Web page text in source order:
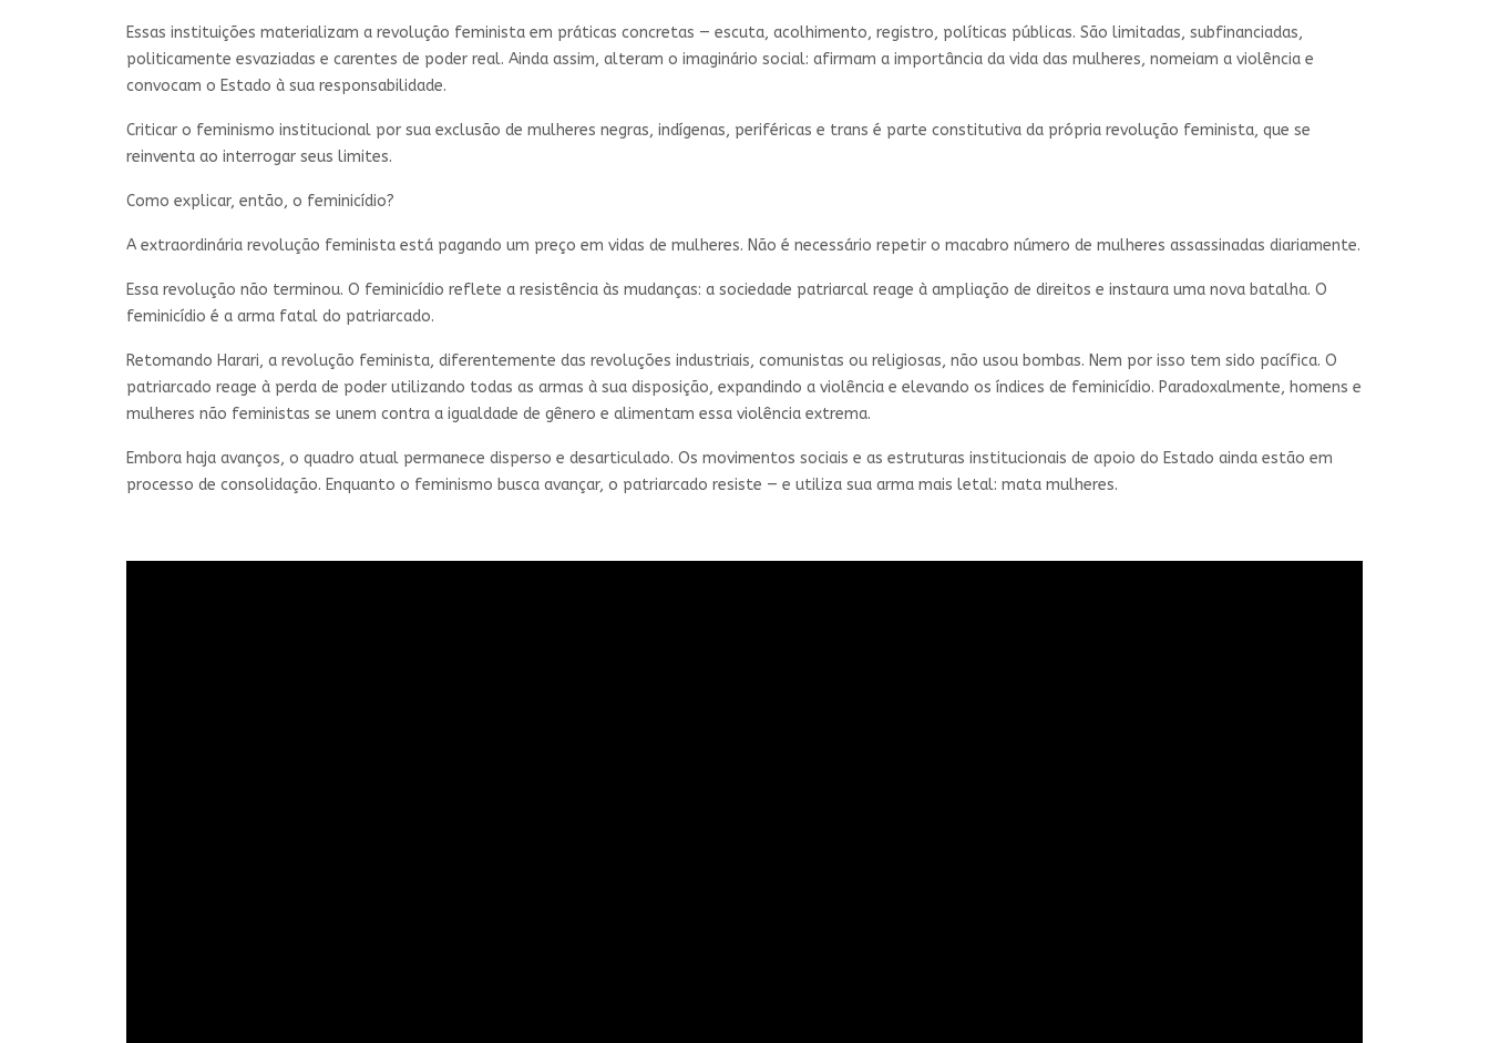
Essas instituições materializam a revolução feminista em práticas concretas — escuta, acolhimento, registro, políticas públicas. São limitadas, subfinanciadas,
politicamente esvaziadas e carentes de poder real. Ainda assim, alteram o imaginário social: afirmam a importância da vida das mulheres, nomeiam a violência e
convocam o Estado à sua responsabilidade.
Criticar o feminismo institucional por sua exclusão de mulheres negras, indígenas, periféricas e trans é parte constitutiva da própria revolução feminista, que se
reinventa ao interrogar seus limites.
Como explicar, então, o feminicídio?
A extraordinária revolução feminista está pagando um preço em vidas de mulheres. Não é necessário repetir o macabro número de mulheres assassinadas diariamente.
Essa revolução não terminou. O feminicídio reflete a resistência às mudanças: a sociedade patriarcal reage à ampliação de direitos e instaura uma nova batalha. O
feminicídio é a arma fatal do patriarcado.
Retomando Harari, a revolução feminista, diferentemente das revoluções industriais, comunistas ou religiosas, não usou bombas. Nem por isso tem sido pacífica. O
patriarcado reage à perda de poder utilizando todas as armas à sua disposição, expandindo a violência e elevando os índices de feminicídio. Paradoxalmente, homens e
mulheres não feministas se unem contra a igualdade de gênero e alimentam essa violência extrema.
Embora haja avanços, o quadro atual permanece disperso e desarticulado. Os movimentos sociais e as estruturas institucionais de apoio do Estado ainda estão em
processo de consolidação. Enquanto o feminismo busca avançar, o patriarcado resiste — e utiliza sua arma mais letal: mata mulheres.